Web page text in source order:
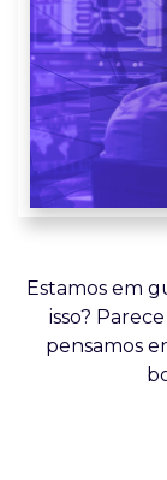
Estamos em
isso?
pensamos